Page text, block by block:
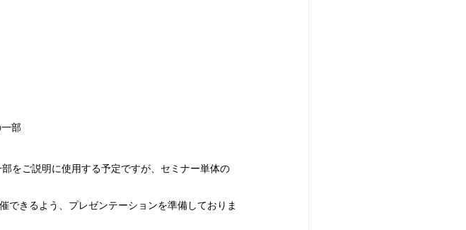
部
をご説明に使用する予定ですが、セミナー単体の
できるよう、プレゼンテーションを準備しておりま